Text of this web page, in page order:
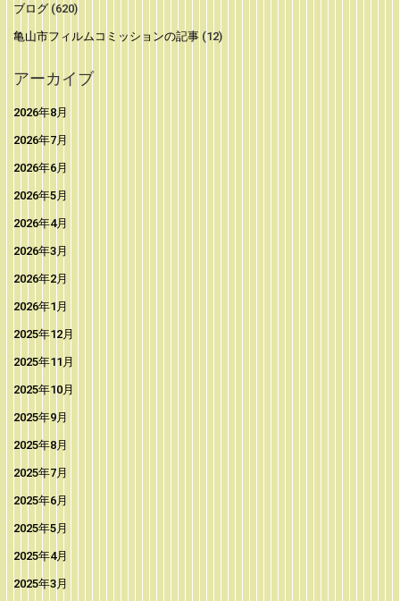
ブログ (620)
亀山市フィルムコミッションの記事 (12)
アーカイブ
2026年8月
2026年7月
2026年6月
2026年5月
2026年4月
2026年3月
2026年2月
2026年1月
2025年12月
2025年11月
2025年10月
2025年9月
2025年8月
2025年7月
2025年6月
2025年5月
2025年4月
2025年3月